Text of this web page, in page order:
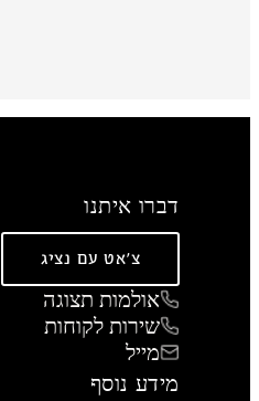
דברו איתנו
צ'אט עם נציג
אולמות תצוגה
שירות לקוחות
מייל
מידע נוסף